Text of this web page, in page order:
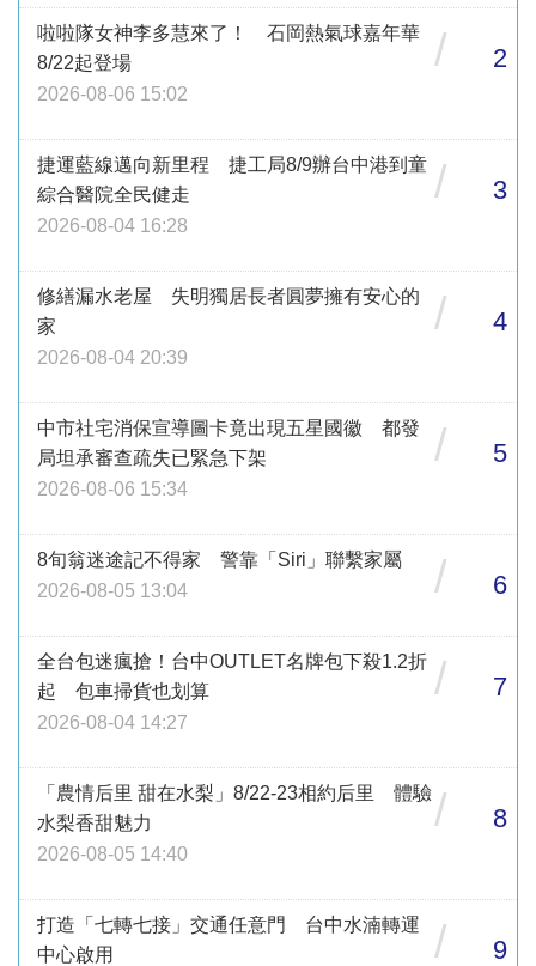
啦啦隊女神李多慧來了！ 石岡熱氣球嘉年華
8/22起登場
2026-08-06 15:02
/ 2
捷運藍線邁向新里程 捷工局8/9辦台中港到童
綜合醫院全民健走
2026-08-04 16:28
/ 3
修繕漏水老屋 失明獨居長者圓夢擁有安心的
家
2026-08-04 20:39
/ 4
中市社宅消保宣導圖卡竟出現五星國徽 都發
局坦承審查疏失已緊急下架
2026-08-06 15:34
/ 5
8旬翁迷途記不得家 警靠「Siri」聯繫家屬
2026-08-05 13:04
/ 6
全台包迷瘋搶！台中OUTLET名牌包下殺1.2折
起 包車掃貨也划算
2026-08-04 14:27
/ 7
「農情后里 甜在水梨」8/22-23相約后里 體驗
水梨香甜魅力
2026-08-05 14:40
/ 8
打造「七轉七接」交通任意門 台中水湳轉運
中心啟用
/ 9